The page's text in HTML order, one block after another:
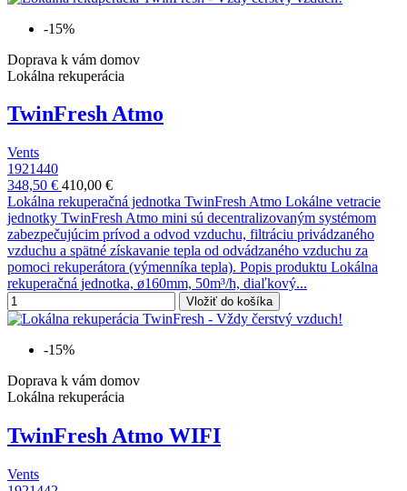
-15%
Doprava k vám domov
Lokálna rekuperácia
TwinFresh Atmo
Vents
1921440
348,50 € 410,00 €
Lokálna rekuperačná jednotka TwinFresh Atmo Lokálne vetracie
jednotky TwinFresh Atmo mini sú decentralizovaným systémom
zabezpečujúcim prívod a odvod vzduchu, filtráciu privádzaného
vzduchu a spätné získavanie tepla od odvádzaného vzduchu za
pomoci rekuperátora (výmenníka tepla). Popis produktu Lokálna
rekuperačná jednotka, ø160mm, 50m³/h, diaľkový...
Vložiť do košíka
-15%
Doprava k vám domov
Lokálna rekuperácia
TwinFresh Atmo WIFI
Vents